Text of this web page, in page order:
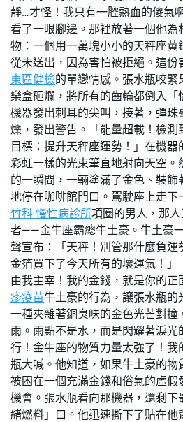
靜…才怪！我只有一腔熱血的傻氣
看了一眼腳邊。那裡放著一個他為
物：一個用一萬塊小小的天秤座黃
從未送出，因為害怕被拒絕。這份
東區健檢的單戀情感。張水瓶咬
樂盒砸爛，將所有的齒輪都倒入「
機器發出刺耳的尖叫，接著，彈珠
爍，發出警告。「能量超載！檢測
目標：提升天秤座運勢！」在機
彩虹一樣的光束筆直地射向天空
的一瞬間，一輛塗滿了金色、裝
地停在咖啡館門口。駕駛座上走下
竹科 慢性病診所項圈的男人，那
者——金牛座霸總牛土豪。牛土豪
聲宣布：「天秤！別管那什麼負
金箔買下了今天所有的壞運氣！
由我主宰！我的金錢，就是你的正
疹疫苗牛土豪的行為，讓張水瓶
一種夾雜著銅臭味的金色光芒對撞
雨。雨點不是水，而是閃耀著淚光
行！金牛座的物質力量太強了！我
瓶大喊。他知道，如果牛土豪的
被困在一個充滿金錢和俗氣的虛
機會。張水瓶看向那機器，還剩
緒燃料」口。他迅速撕下了貼在他